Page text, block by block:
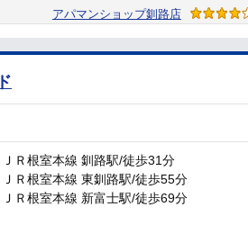
アパマンショップ釧路店
ＪＲ根室本線 釧路駅/徒歩31分
ＪＲ根室本線 東釧路駅/徒歩55分
ＪＲ根室本線 新富士駅/徒歩69分